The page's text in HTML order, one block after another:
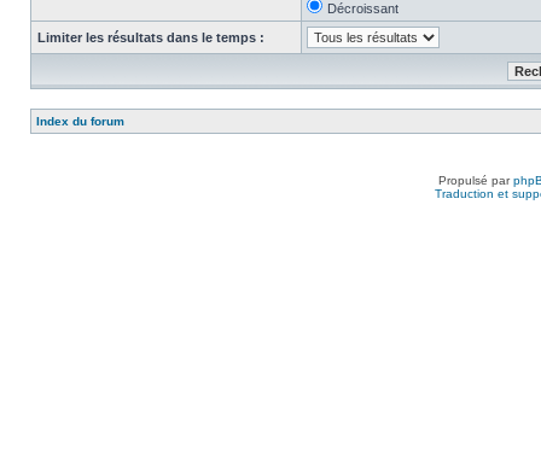
Décroissant
Limiter les résultats dans le temps :
Index du forum
Propulsé par
Traduction et